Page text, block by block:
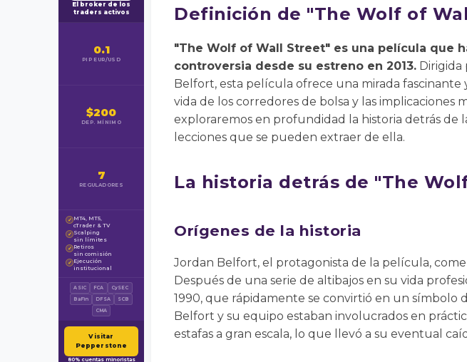
El broker de los
traders activos
0.1
PIP EUR/USD
$200
DEP. MÍNIMO
7
REGULADORES
✓ MT4, MT5,
cTrader & TV
✓ Scalping
sin límites
✓ Retiros
sin comisión
✓ Ejecución
institucional
ASIC FCA
CySEC
BaFin
DFSA
SCB
CMA
Visitar
Pepperstone
80% cuentas minoristas
Definición de "The Wolf of
"The Wolf of Wall Street" es una película que
controversia desde su estreno en 2013. Dirigida
Belfort, esta película ofrece una mirada fascinante
vida de los corredores de bolsa y las implicaciones
exploraremos en profundidad la historia detrás de
lecciones que se pueden extraer de ella.
La historia detrás de "The
Orígenes de la historia
Jordan Belfort, el protagonista de la película,
Después de una serie de altibajos en su vida
1990, que rápidamente se convirtió en un símbolo
Belfort y su equipo estaban involucrados en
estafas a gran escala, lo que llevó a su eventual